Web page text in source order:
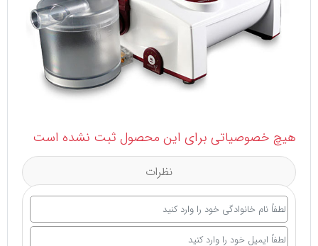
هیچ خصوصیاتی برای این محصول ثبت نشده است
نظرات